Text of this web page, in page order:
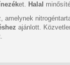
et. Halal
amelynek
ajánlott.